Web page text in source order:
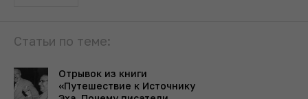
Статьи по теме:
Отрывок из книги
«Путешествие к Источнику